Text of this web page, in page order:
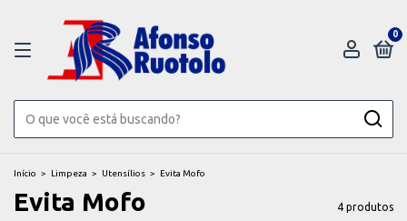
0
Início > Limpeza > Utensílios > Evita Mofo
Evita Mofo 4 produtos